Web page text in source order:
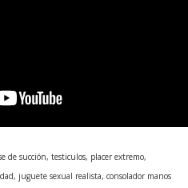
de succión, testiculos, placer extremo,
juguete sexual realista, consolador manos